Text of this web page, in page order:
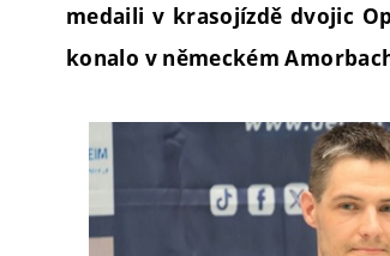
medaili v krasojízdě dvojic
konalo v německém